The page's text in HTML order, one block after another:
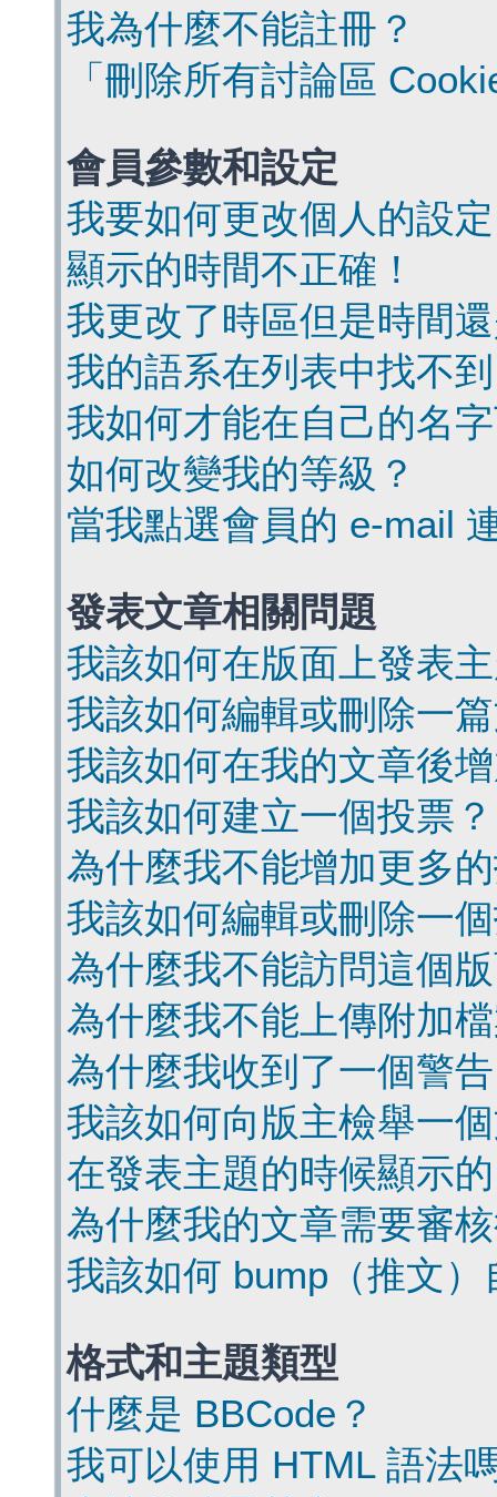
我為什麼不能註冊？
「刪除所有討論區
會員參數和設定
我要如何更改個人的設
顯示的時間不正確！
我更改了時區但是時間
我的語系在列表中找不
我如何才能在自己的名
如何改變我的等級？
當我點選會員的 e-mail
發表文章相關問題
我該如何在版面上發表
我該如何編輯或刪除一
我該如何在我的文章後
我該如何建立一個投票？
為什麼我不能增加更多
我該如何編輯或刪除一
為什麼我不能訪問這個
為什麼我不能上傳附加
為什麼我收到了一個警
我該如何向版主檢舉一
在發表主題的時候顯示
為什麼我的文章需要審
我該如何 bump（推文
格式和主題類型
什麼是 BBCode？
我可以使用 HTML 語法